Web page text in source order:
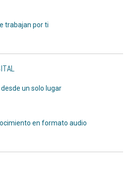
trabajan por ti
un solo lugar
en formato audio